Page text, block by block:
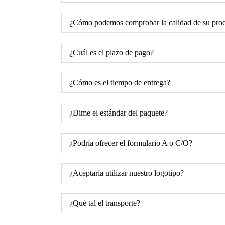
¿Cómo podemos comprobar la calidad de su
¿Cuál es el plazo de pago?
¿Cómo es el tiempo de entrega?
¿Dime el estándar del paquete?
¿Podría ofrecer el formulario A o C/O?
¿Aceptaría utilizar nuestro logotipo?
¿Qué tal el transporte?